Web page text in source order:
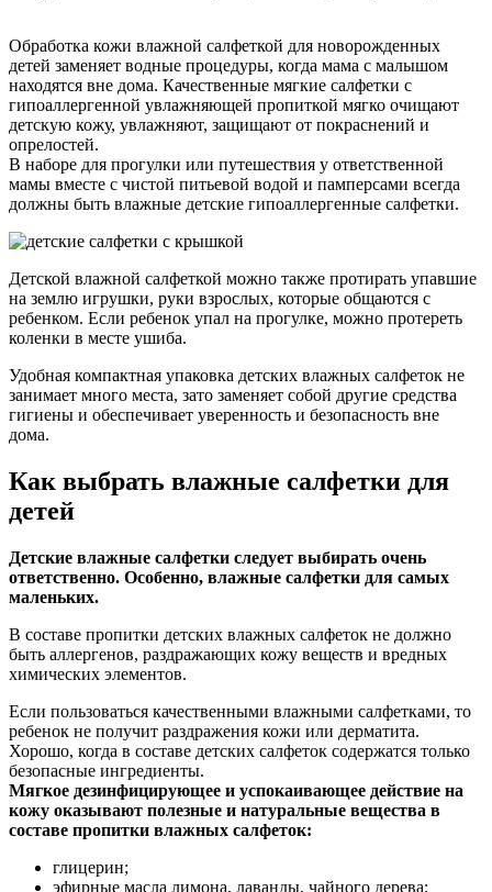
Обработка кожи влажной салфеткой для новорожденных
детей заменяет водные процедуры, когда мама с малышом
находятся вне дома. Качественные мягкие салфетки с
гипоаллергенной увлажняющей пропиткой мягко очищают
детскую кожу, увлажняют, защищают от покраснений и
опрелостей.
В наборе для прогулки или путешествия у ответственной
мамы вместе с чистой питьевой водой и памперсами всегда
должны быть влажные детские гипоаллергенные салфетки.
Детской влажной салфеткой можно также протирать упавшие
на землю игрушки, руки взрослых, которые общаются с
ребенком. Если ребенок упал на прогулке, можно протереть
коленки в месте ушиба.
Удобная компактная упаковка детских влажных салфеток не
занимает много места, зато заменяет собой другие средства
гигиены и обеспечивает уверенность и безопасность вне
дома.
Как выбрать влажные салфетки для
детей
Детские влажные салфетки следует выбирать очень
ответственно. Особенно, влажные салфетки для самых
маленьких.
В составе пропитки детских влажных салфеток не должно
быть аллергенов, раздражающих кожу веществ и вредных
химических элементов.
Если пользоваться качественными влажными салфетками, то
ребенок не получит раздражения кожи или дерматита.
Хорошо, когда в составе детских салфеток содержатся только
безопасные ингредиенты.
Мягкое дезинфицирующее и успокаивающее действие на
кожу оказывают полезные и натуральные вещества в
составе пропитки влажных салфеток:
глицерин;
эфирные масла лимона, лаванды, чайного дерева;